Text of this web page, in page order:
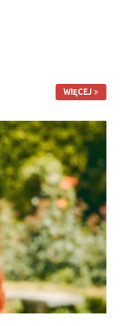
WIĘCEJ